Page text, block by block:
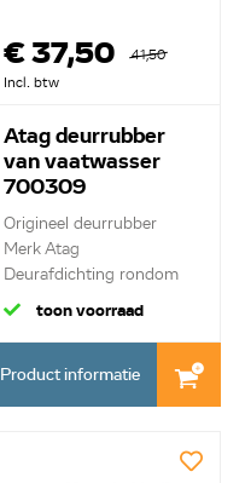
€ 37,50
41,50
Incl. btw
Atag deurrubber
van vaatwasser
700309
Origineel deurrubber
Merk Atag
Deurafdichting rondom
toon voorraad
Product informatie